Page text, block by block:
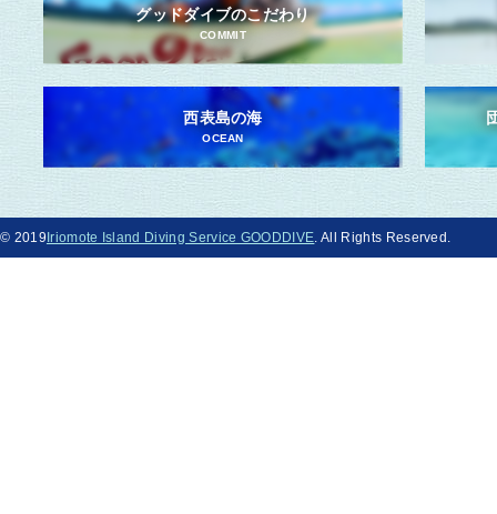
グッドダイブのこだわり
COMMIT
西表島の海
OCEAN
© 2019Iriomote Island Diving Service GOODDIVE . All Rights Reserved.